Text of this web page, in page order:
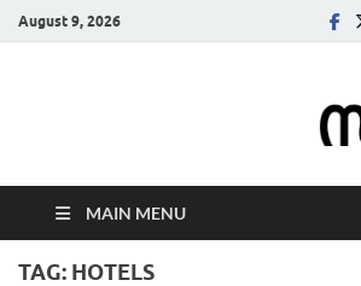
August 9, 2026
MAIN MENU
TAG: HOTELS